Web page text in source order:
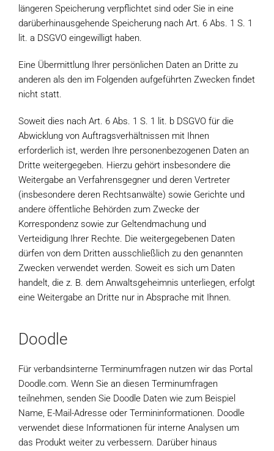
längeren Speicherung verpflichtet sind oder Sie in eine
darüberhinausgehende Speicherung nach Art. 6 Abs. 1 S. 1
lit. a DSGVO eingewilligt haben.
Eine Übermittlung Ihrer persönlichen Daten an Dritte zu
anderen als den im Folgenden aufgeführten Zwecken findet
nicht statt.
Soweit dies nach Art. 6 Abs. 1 S. 1 lit. b DSGVO für die
Abwicklung von Auftragsverhältnissen mit Ihnen
erforderlich ist, werden Ihre personenbezogenen Daten an
Dritte weitergegeben. Hierzu gehört insbesondere die
Weitergabe an Verfahrensgegner und deren Vertreter
(insbesondere deren Rechtsanwälte) sowie Gerichte und
andere öffentliche Behörden zum Zwecke der
Korrespondenz sowie zur Geltendmachung und
Verteidigung Ihrer Rechte. Die weitergegebenen Daten
dürfen von dem Dritten ausschließlich zu den genannten
Zwecken verwendet werden. Soweit es sich um Daten
handelt, die z. B. dem Anwaltsgeheimnis unterliegen, erfolgt
eine Weitergabe an Dritte nur in Absprache mit Ihnen.
Doodle
Für verbandsinterne Terminumfragen nutzen wir das Portal
Doodle.com. Wenn Sie an diesen Terminumfragen
teilnehmen, senden Sie Doodle Daten wie zum Beispiel
Name, E-Mail-Adresse oder Termininformationen. Doodle
verwendet diese Informationen für interne Analysen um
das Produkt weiter zu verbessern. Darüber hinaus